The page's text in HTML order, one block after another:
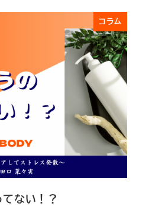
コラム
ない！？